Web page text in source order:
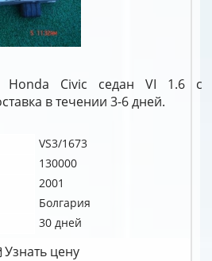
Honda Civic седан VI 1.6 c
в течении 3-6 дней.
VS3/1673
130000
2001
Болгария
30 дней
Узнать цену